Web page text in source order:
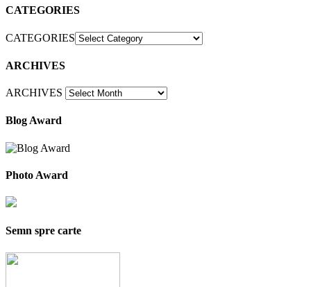
CATEGORIES
CATEGORIES
ARCHIVES
ARCHIVES
Blog Award
Photo Award
Semn spre carte